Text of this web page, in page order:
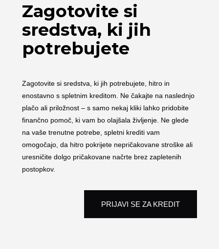
Zagotovite si
sredstva, ki jih
potrebujete
Zagotovite si sredstva, ki jih potrebujete, hitro in
enostavno s spletnim kreditom. Ne čakajte na naslednjo
plačo ali priložnost – s samo nekaj kliki lahko pridobite
finančno pomoč, ki vam bo olajšala življenje. Ne glede
na vaše trenutne potrebe, spletni krediti vam
omogočajo, da hitro pokrijete nepričakovane stroške ali
uresničite dolgo pričakovane načrte brez zapletenih
postopkov.
PRIJAVI SE ZA KREDIT